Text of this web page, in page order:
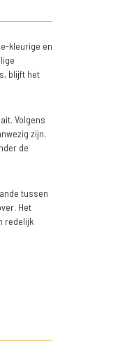
kleurige en
blijft het
Volgens
zijn.
de
tussen
Het
redelijk